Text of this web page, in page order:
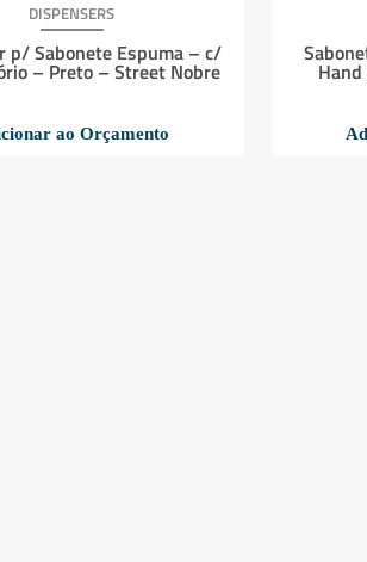
DISPENSERS
p/ Sabonete Espuma – c/
– Preto – Street Nobre
ao Orçamento